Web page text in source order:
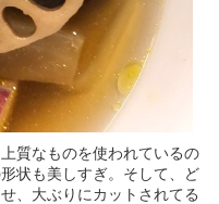
質なものを使われているの
状も美しすぎ。そして、ど
、大ぶりにカットされてる